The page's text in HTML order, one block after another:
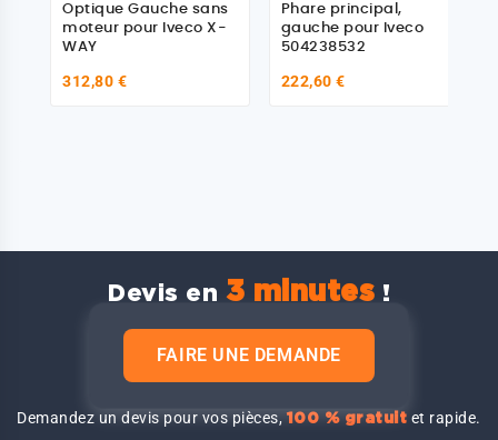
Optique Gauche sans
moteur pour Iveco X-
WAY
312,80 €
Phare principal,
gauche pour Iveco
504238532
222,60 €
Devis en 3 minutes !
FAIRE UNE DEMANDE
Demandez un devis pour vos pièces,100 % gratuit et rapide.